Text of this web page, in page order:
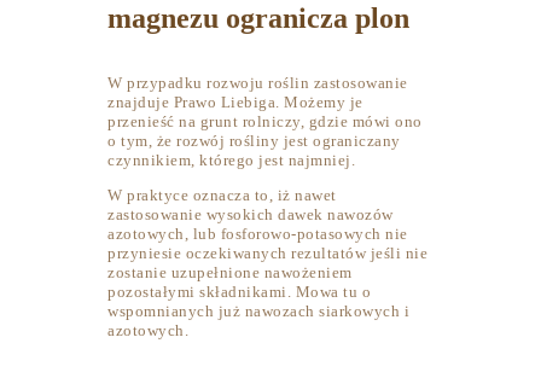
magnezu ogranicza plon
W przypadku rozwoju roślin zastosowanie
znajduje Prawo Liebiga. Możemy je
przenieść na grunt rolniczy, gdzie mówi ono
o tym, że rozwój rośliny jest ograniczany
czynnikiem, którego jest najmniej.
W praktyce oznacza to, iż nawet
zastosowanie wysokich dawek nawozów
azotowych, lub fosforowo-potasowych nie
przyniesie oczekiwanych rezultatów jeśli nie
zostanie uzupełnione nawożeniem
pozostałymi składnikami. Mowa tu o
wspomnianych już nawozach siarkowych i
azotowych.